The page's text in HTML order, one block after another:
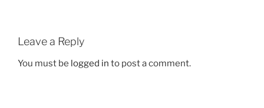
Leave a Reply
You must be logged in to post a comment.